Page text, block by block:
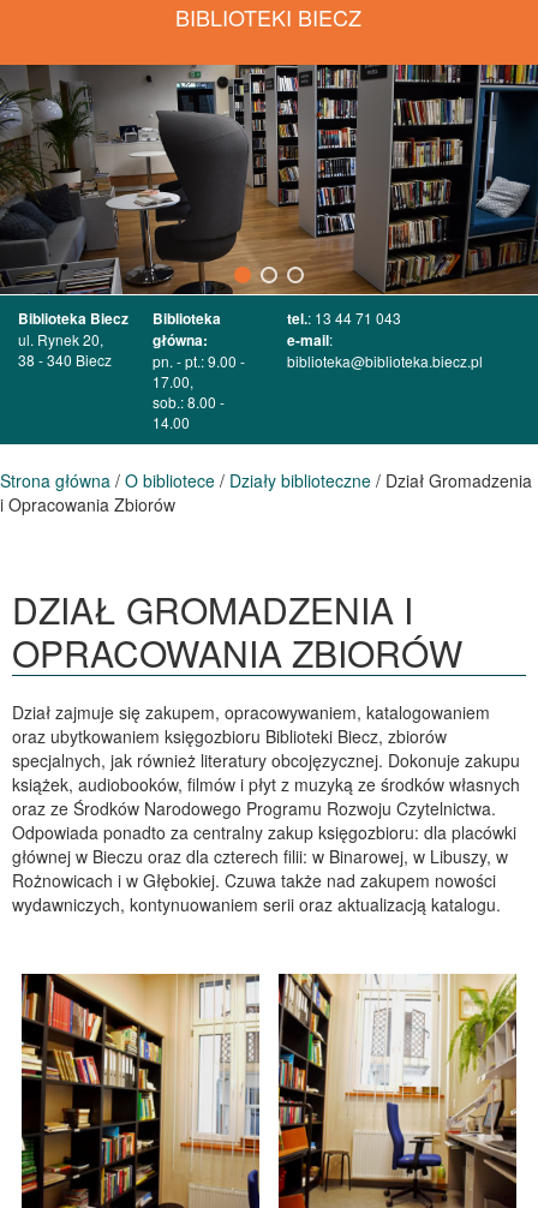
BIBLIOTEKI BIECZ
Biblioteka Biecz
ul. Rynek 20,
38 - 340 Biecz
Biblioteka
główna:
pn. - pt.: 9.00 -
17.00,
sob.: 8.00 -
14.00
tel.: 13 44 71 043
e-mail:
biblioteka@biblioteka.biecz.pl
Strona główna / O bibliotece / Działy biblioteczne / Dział Gromadzenia
i Opracowania Zbiorów
DZIAŁ GROMADZENIA I
OPRACOWANIA ZBIORÓW
Dział zajmuje się zakupem, opracowywaniem, katalogowaniem
oraz ubytkowaniem księgozbioru Biblioteki Biecz, zbiorów
specjalnych, jak również literatury obcojęzycznej. Dokonuje zakupu
książek, audiobooków, filmów i płyt z muzyką ze środków własnych
oraz ze Środków Narodowego Programu Rozwoju Czytelnictwa.
Odpowiada ponadto za centralny zakup księgozbioru: dla placówki
głównej w Bieczu oraz dla czterech filii: w Binarowej, w Libuszy, w
Rożnowicach i w Głębokiej. Czuwa także nad zakupem nowości
wydawniczych, kontynuowaniem serii oraz aktualizacją katalogu.